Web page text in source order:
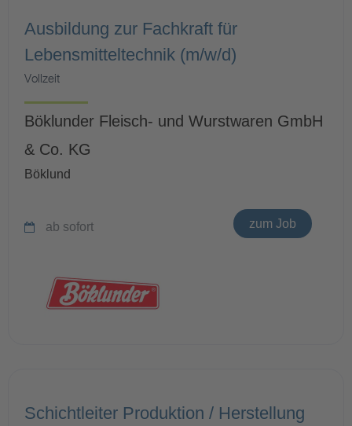
Ausbildung zur Fachkraft für
Lebensmitteltechnik (m/w/d)
Vollzeit
Böklunder Fleisch- und Wurstwaren GmbH
& Co. KG
Böklund
ab sofort zum Job
Schichtleiter Produktion / Herstellung